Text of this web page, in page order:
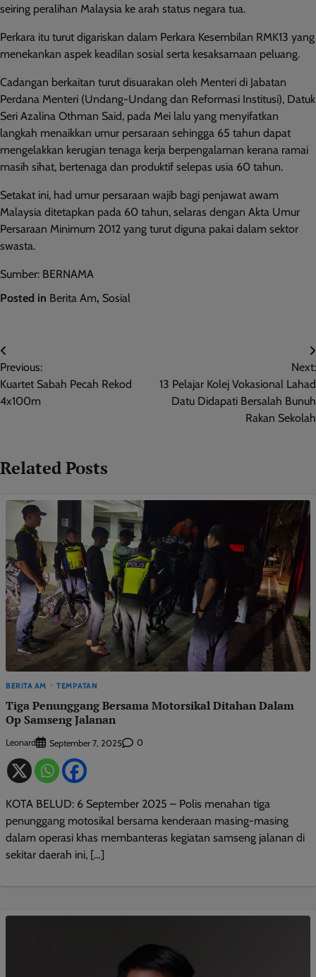
seiring peralihan Malaysia ke arah status negara tua.
Perkara itu turut digariskan dalam Perkara Kesembilan RMK13 yang
menekankan aspek keadilan sosial serta kesaksamaan peluang.
Cadangan berkaitan turut disuarakan oleh Menteri di Jabatan
Perdana Menteri (Undang-Undang dan Reformasi Institusi), Datuk
Seri Azalina Othman Said, pada Mei lalu yang menyifatkan
langkah menaikkan umur persaraan sehingga 65 tahun dapat
mengelakkan kerugian tenaga kerja berpengalaman kerana ramai
masih sihat, bertenaga dan produktif selepas usia 60 tahun.
Setakat ini, had umur persaraan wajib bagi penjawat awam
Malaysia ditetapkan pada 60 tahun, selaras dengan Akta Umur
Persaraan Minimum 2012 yang turut diguna pakai dalam sektor
swasta.
Sumber: BERNAMA
Posted in Berita Am, Sosial
Post
navigation
Previous:
Kuartet Sabah Pecah Rekod
4x100m
Next:
13 Pelajar Kolej Vokasional Lahad
Datu Didapati Bersalah Bunuh
Rakan Sekolah
Related Posts
BERITA AM TEMPATAN
Tiga Penunggang Bersama Motorsikal Ditahan Dalam
Op Samseng Jalanan
Leonard September 7, 2025 0
KOTA BELUD: 6 September 2025 – Polis menahan tiga
penunggang motosikal bersama kenderaan masing-masing
dalam operasi khas membanteras kegiatan samseng jalanan di
sekitar daerah ini, […]